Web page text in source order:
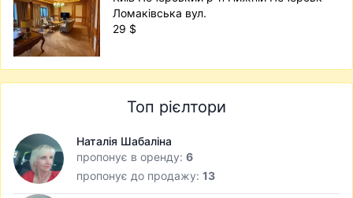
Ломаківська вул.
29 $
Топ рієлтори
Наталія Шабаліна
пропонує в оренду: 6
пропонує до продажу: 13